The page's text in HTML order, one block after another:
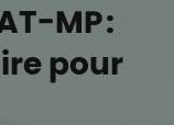
MP :
pour